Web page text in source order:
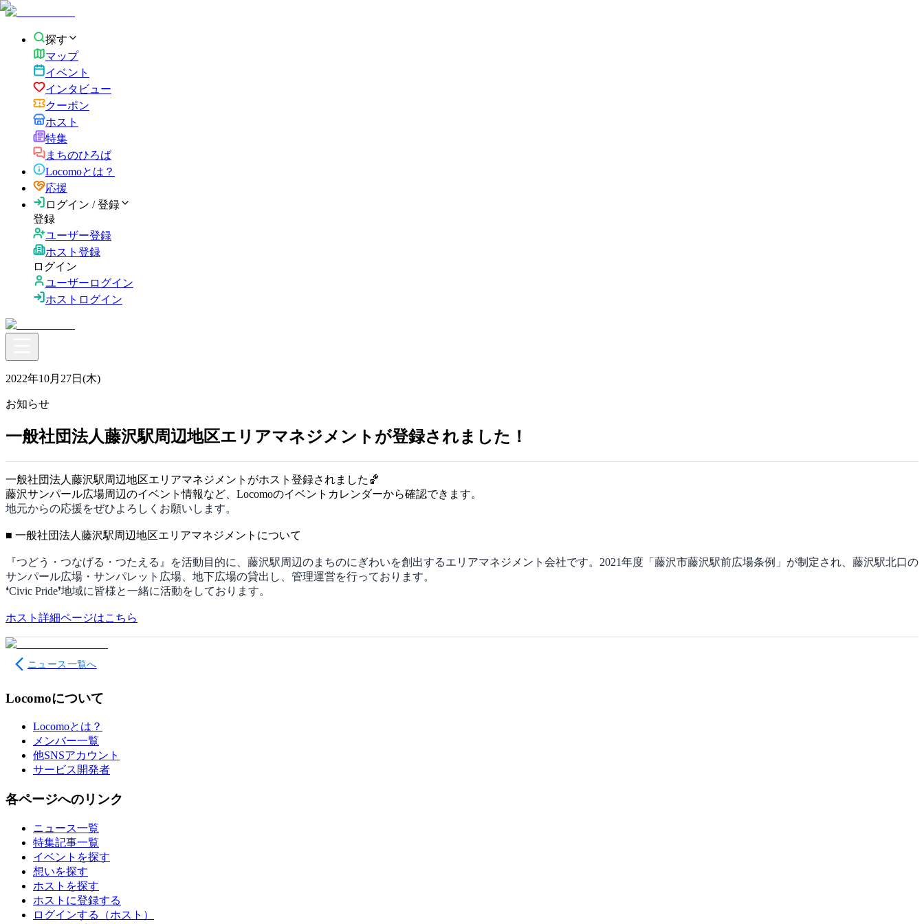
探す
マップ
イベント
インタビュー
クーポン
ホスト
特集
まちのひろば
Locomoとは？
応援
ログイン / 登録
登録
ユーザー登録
ホスト登録
ログイン
ユーザーログイン
ホストログイン
2022年10月27日(木)
お知らせ
一般社団法人藤沢駅周辺地区エリアマネジメントが登録されました！
一般社団法人藤沢駅周辺地区エリアマネジメントがホスト登録されました🏀
藤沢サンパール広場周辺のイベント情報など、Locomoのイベントカレンダーから確認できます。
地元からの応援をぜひよろしくお願いします。
■ 一般社団法人藤沢駅周辺地区エリアマネジメントについて
『つどう・つなげる・つたえる』を活動目的に、藤沢駅周辺のまちのにぎわいを創出するエリアマネジメント会社です。2021年度「藤沢市藤沢駅前広場条例」が制定され、藤沢駅北口の
サンパール広場・サンパレット広場、地下広場の貸出し、管理運営を行っております。
❛Civic Pride❜地域に皆様と一緒に活動をしております。
ホスト詳細ページはこちら
ニュース一覧へ
Locomoについて
Locomoとは？
メンバー一覧
他SNSアカウント
サービス開発者
各ページへのリンク
ニュース一覧
特集記事一覧
イベントを探す
想いを探す
ホストを探す
ホストに登録する
ログインする（ホスト）